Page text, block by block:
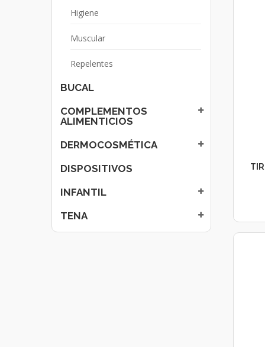
Higiene
Muscular
Repelentes
BUCAL
COMPLEMENTOS
ALIMENTICIOS
DERMOCOSMÉTICA
DISPOSITIVOS
INFANTIL
TENA